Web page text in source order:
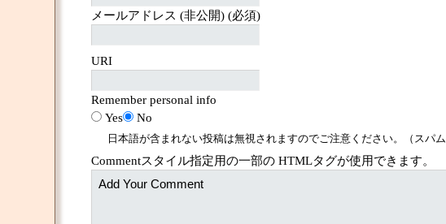
メールアドレス (非公開) (必須)
URI
Remember personal info
Yes
No
日本語が含まれない投稿は無視されますのでご注意ください。（スパ
Commentスタイル指定用の一部の HTMLタグが使用できます。